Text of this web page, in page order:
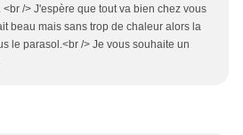
<br /> J'espère que tout va bien chez vous
beau mais sans trop de chaleur alors la
le parasol.<br /> Je vous souhaite un